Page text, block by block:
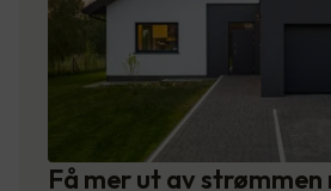
Få mer ut av strømmen